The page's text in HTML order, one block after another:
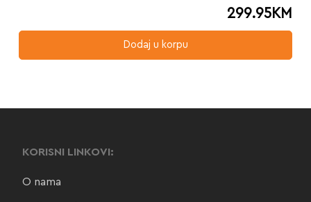
299.95KM
Dodaj u korpu
KORISNI LINKOVI:
O nama